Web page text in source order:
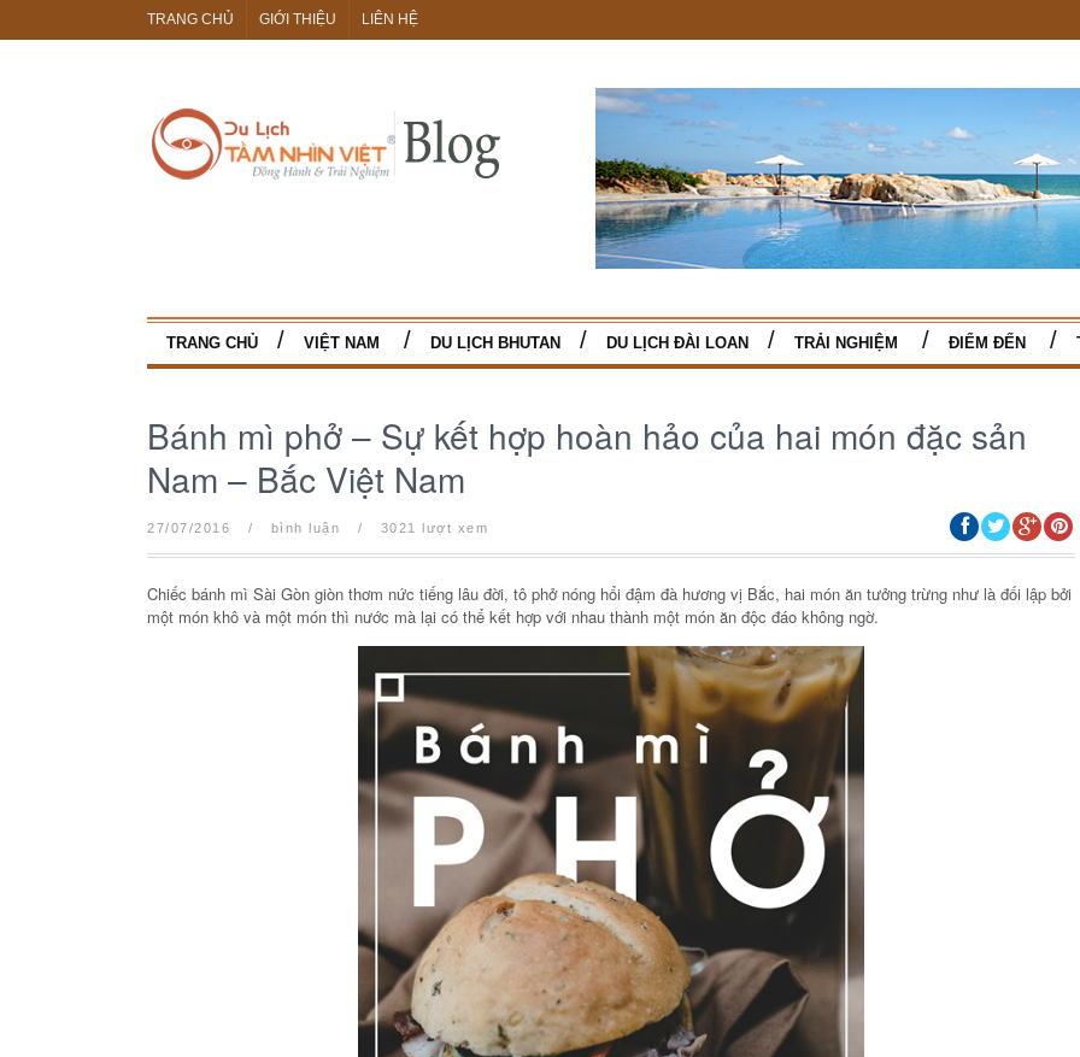
TRANG CHỦ GIỚI THIỆU LIÊN HỆ
TRANG CHỦ VIỆT NAM DU LỊCH BHUTAN DU LỊCH ĐÀI LOAN TRẢI NGHIỆM ĐIỂM ĐẾN
Bánh mì phở – Sự kết hợp hoàn hảo của hai món đặc sản
Nam – Bắc Việt Nam
27/07/2016 / bình luận / 3021 lượt xem
Chiếc bánh mì Sài Gòn giòn thơm nức tiếng lâu đời, tô phở nóng hổi đậm đà hương vị Bắc, hai món ăn tưởng trừng như là đối lập bởi
một món khô và một món thì nước mà lại có thể kết hợp với nhau thành một món ăn độc đáo không ngờ.